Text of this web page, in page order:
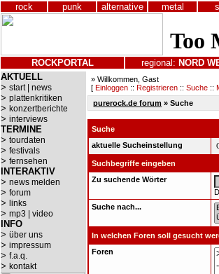
rock punk alternative metal
ROCKPORTAL regional: NORD
AKTUELL
> start | news
> plattenkritiken
> konzertberichte
> interviews
TERMINE
> tourdaten
> festivals
> fernsehen
INTERAKTIV
> news melden
> forum
> links
> mp3 | video
INFO
> über uns
> impressum
> f.a.q.
> kontakt
» Willkommen, Gast
[ Einloggen :: Registrieren :: Suche ::
purerock.de forum » Suche
Suche
aktuelle Sucheinstellung
Suchbegriffe eingeben
Zu suchende Wörter
Suche nach...
In welchen Foren soll gesucht
Foren